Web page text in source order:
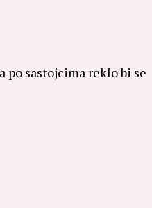
po sastojcima reklo bi se